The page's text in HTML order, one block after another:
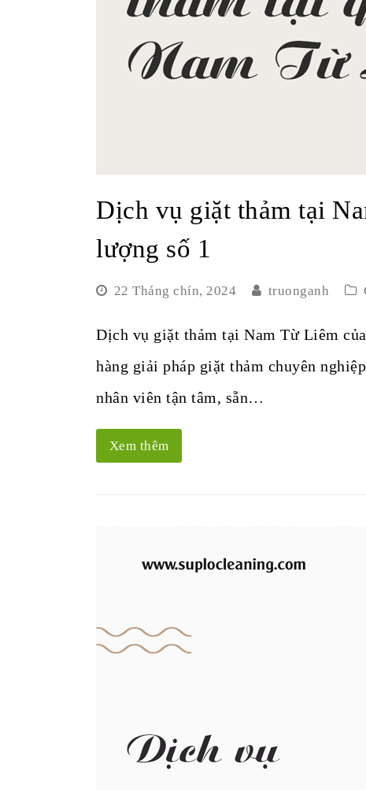
Dịch vụ giặt thảm tại
lượng số 1
22 Tháng chín, 2024 truonganh
Dịch vụ giặt thảm tại Nam Từ Liêm
hàng giải pháp giặt thảm chuyên
nhân viên tận tâm, sẵn…
Xem thêm